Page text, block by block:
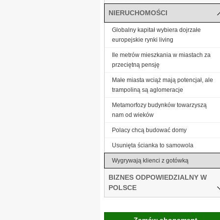
NIERUCHOMOŚCI
Globalny kapitał wybiera dojrzałe
europejskie rynki living
Ile metrów mieszkania w miastach za
przeciętną pensję
Małe miasta wciąż mają potencjał, ale
trampoliną są aglomeracje
Metamorfozy budynków towarzyszą
nam od wieków
Polacy chcą budować domy
Usunięta ścianka to samowola
Wygrywają klienci z gotówką
BIZNES ODPOWIEDZIALNY W
POLSCE